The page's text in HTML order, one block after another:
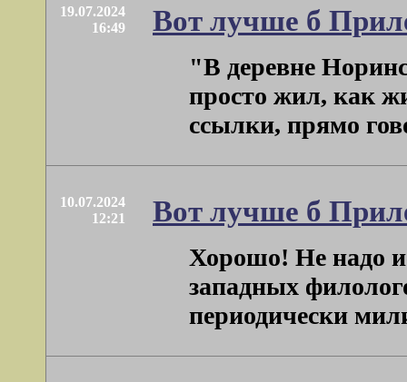
19.07.2024
16:49
Вот лучше б
"В деревне
просто жил, как
ссылки, прямо
10.07.2024
12:21
Вот лучше б
Хорошо! Не надо
западных
периодически